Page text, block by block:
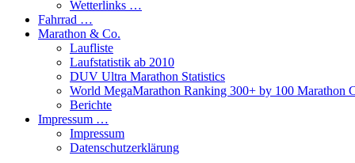
Wetterlinks …
Fahrrad …
Marathon & Co.
Laufliste
Laufstatistik ab 2010
DUV Ultra Marathon Statistics
World MegaMarathon Ranking 300+ by 100 Marathon
Berichte
Impressum …
Impressum
Datenschutzerklärung